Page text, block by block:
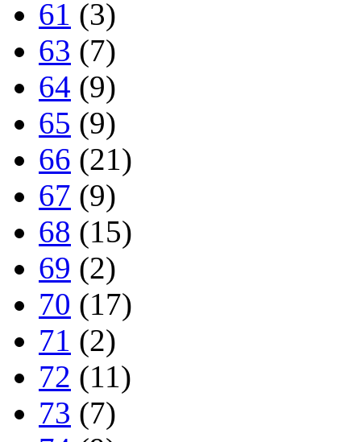
61 (3)
63 (7)
64 (9)
65 (9)
66 (21)
67 (9)
68 (15)
69 (2)
70 (17)
71 (2)
72 (11)
73 (7)